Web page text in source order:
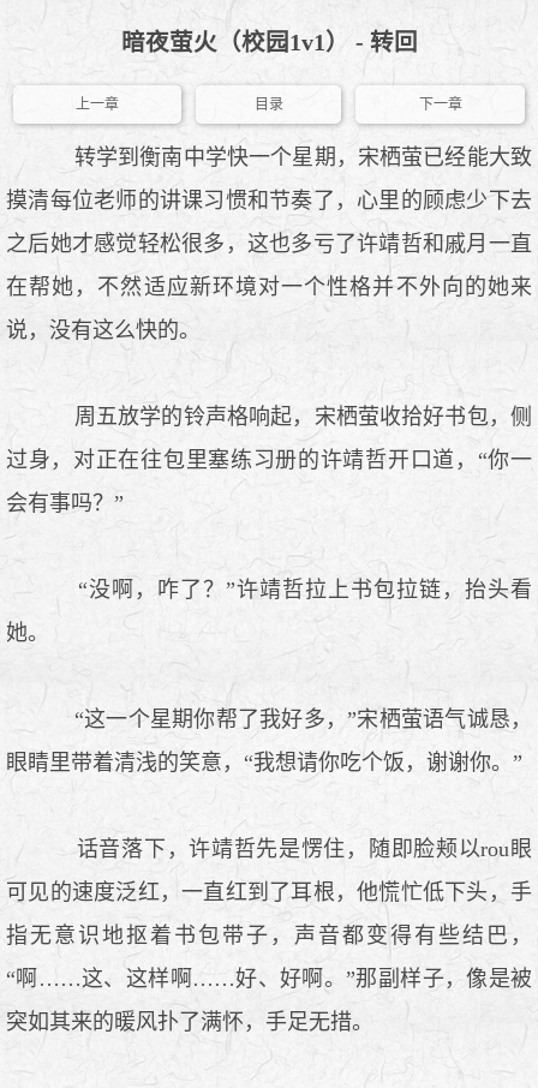
暗夜萤火（校园1v1） - 转回
上一章 目录 下一章
转学到衡南中学快一个星期，宋栖萤已经能大致
摸清每位老师的讲课习惯和节奏了，心里的顾虑少下去
之后她才感觉轻松很多，这也多亏了许靖哲和戚月一直
在帮她，不然适应新环境对一个性格并不外向的她来
说，没有这么快的。
周五放学的铃声格响起，宋栖萤收拾好书包，侧
过身，对正在往包里塞练习册的许靖哲开口道，“你一
会有事吗？”
“没啊，咋了？”许靖哲拉上书包拉链，抬头看
她。
“这一个星期你帮了我好多，”宋栖萤语气诚恳，
眼睛里带着清浅的笑意，“我想请你吃个饭，谢谢你。”
话音落下，许靖哲先是愣住，随即脸颊以rou眼
可见的速度泛红，一直红到了耳根，他慌忙低下头，手
指无意识地抠着书包带子，声音都变得有些结巴，
“啊……这、这样啊……好、好啊。”那副样子，像是被
突如其来的暖风扑了满怀，手足无措。